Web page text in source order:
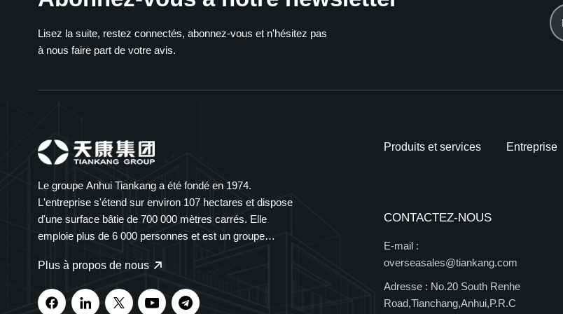
Lisez la suite, restez connectés, abonnez-vous et n'hésitez pas
à nous faire part de votre avis.
Le groupe Anhui Tiankang a été fondé en 1974.
L'entreprise s'étend sur environ 107 hectares et dispose
d'une surface bâtie de 700 000 mètres carrés. Elle
emploie plus de 6 000 personnes et est un groupe
Tiankang est spécialisé dans les instruments et
compteurs, les câbles optiques, les produits médicaux et
pharmaceutiques, les équipements électriques intelligents
Plus à propos de nous
Produits et services Entreprise
CONTACTEZ-NOUS
E-mail :
overseasales@tiankang.com
Adresse : No.20 South Renhe
Road,Tianchang,Anhui,P.R.C